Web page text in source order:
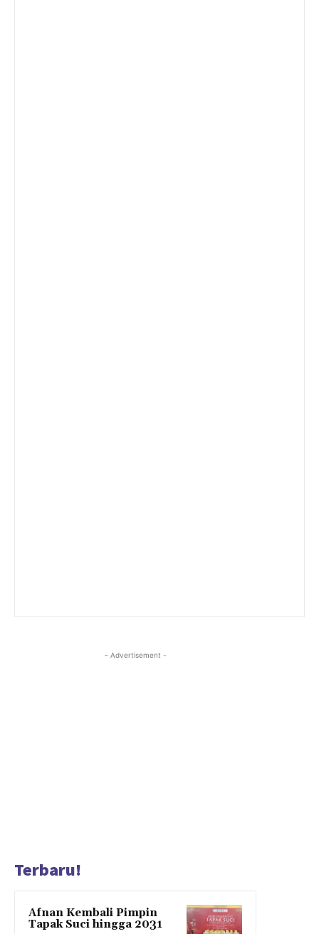
- Advertisement -
Terbaru!
Afnan Kembali Pimpin
Tapak Suci hingga 2031